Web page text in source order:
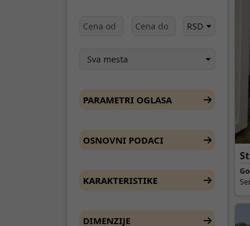
PARAMETRI OGLASA
OSNOVNI PODACI
KARAKTERISTIKE
DIMENZIJE